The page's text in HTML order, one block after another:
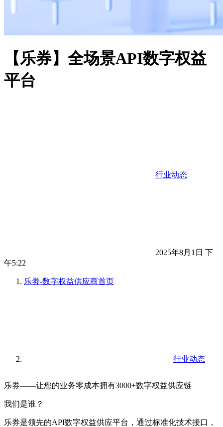
【乐券】全场景API数字权益
平台
行业动态
2025年8月1日 下
午5:22
乐劵-数字权益供应商首页
行业动态
乐券——让您的业务零成本拥有3000+数字权益供应链
我们是谁？
乐券是领先的API数字权益供应平台，通过标准化技术接口，